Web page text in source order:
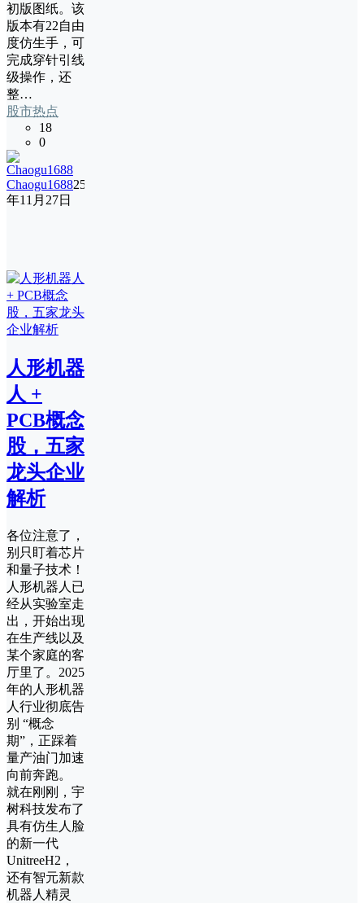
初版图纸。该
版本有22自由
度仿生手，可
完成穿针引线
级操作，还
整…
股市热点
18
0
Chaogu168825
年11月27日
人形机器
人 +
PCB概念
股，五家
龙头企业
解析
各位注意了，
别只盯着芯片
和量子技术！
人形机器人已
经从实验室走
出，开始出现
在生产线以及
某个家庭的客
厅里了。2025
年的人形机器
人行业彻底告
别 “概念
期”，正踩着
量产油门加速
向前奔跑。
就在刚刚，宇
树科技发布了
具有仿生人脸
的新一代
UnitreeH2，
还有智元新款
机器人精灵